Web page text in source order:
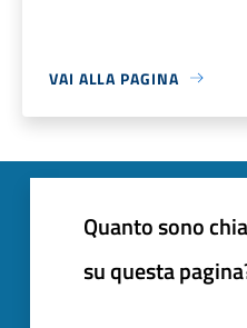
VAI ALLA PAGINA
Quanto sono
su questa